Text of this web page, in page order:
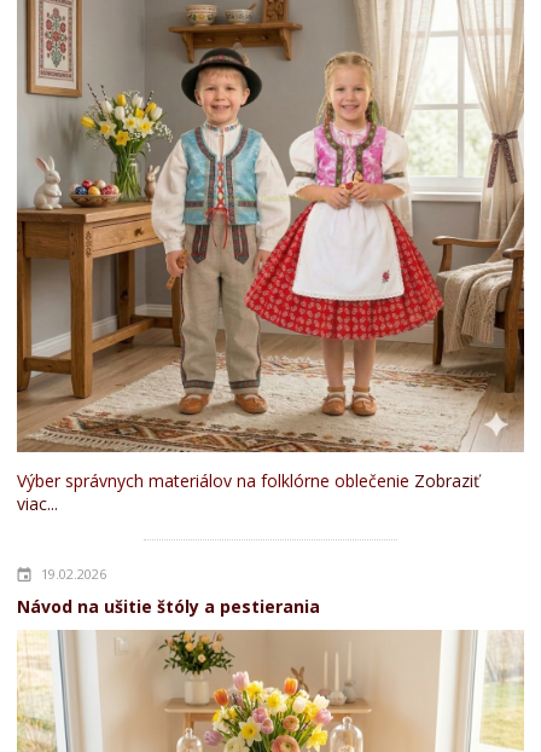
Výber správnych materiálov na folklórne oblečenie Zobraziť
viac...
19.02.2026
Návod na ušitie štóly a pestierania